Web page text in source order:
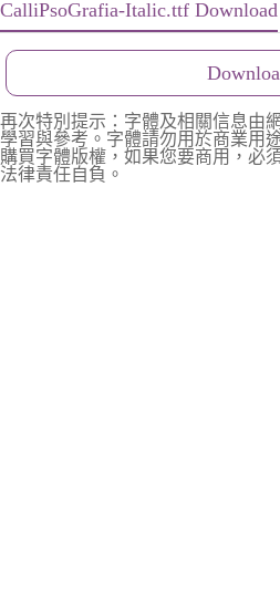
CalliPsoGrafia-Italic.ttf Download
再次特別提示：字體及相關信息由
學習與參考。字體請勿用於商業用
購買字體版權，如果您要商用，必
法律責任自負。